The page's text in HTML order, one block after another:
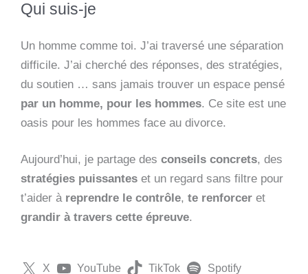
Qui suis-je
Un homme comme toi. J’ai traversé une séparation
difficile. J’ai cherché des réponses, des stratégies,
du soutien … sans jamais trouver un espace pensé
par un homme, pour les hommes. Ce site est une
oasis pour les hommes face au divorce.
Aujourd’hui, je partage des conseils concrets, des
stratégies puissantes et un regard sans filtre pour
t’aider à reprendre le contrôle, te renforcer et
grandir à travers cette épreuve.
X YouTube TikTok Spotify